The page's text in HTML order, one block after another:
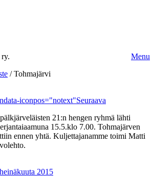
Menu
/Tohmajärvi
data-iconpos="notext"Seuraava
21:n hengen ryhmä lähti
15.5.klo 7.00. Tohmajärven
ennen yhtä. Kuljettajanamme toimi Matti
2015